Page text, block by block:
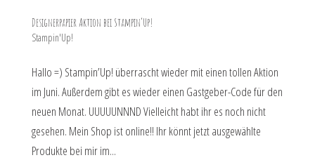
Designerpapier Aktion bei Stampin’Up!
Stampin'Up!
Hallo =) Stampin’Up! überrascht wieder mit einen tollen Aktion
im Juni. Außerdem gibt es wieder einen Gastgeber-Code für den
neuen Monat. UUUUUNNND Vielleicht habt ihr es noch nicht
gesehen. Mein Shop ist online!! Ihr könnt jetzt ausgewählte
Produkte bei mir im...